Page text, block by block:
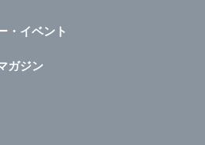
・イベント
ガジン